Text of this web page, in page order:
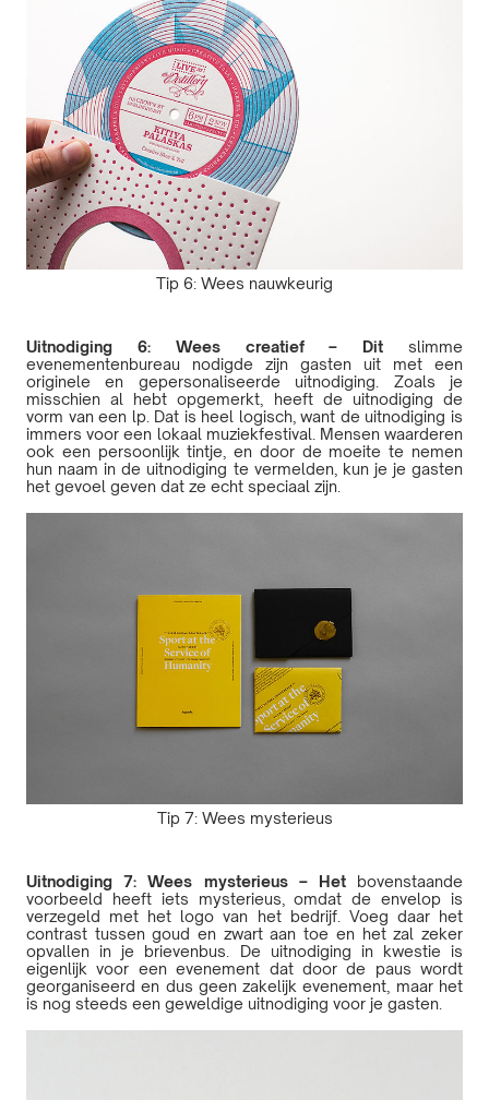
Tip 6: Wees nauwkeurig
Uitnodiging 6: Wees creatief – Dit slimme
evenementenbureau nodigde zijn gasten uit met een
originele en gepersonaliseerde uitnodiging. Zoals je
misschien al hebt opgemerkt, heeft de uitnodiging de
vorm van een lp. Dat is heel logisch, want de uitnodiging is
immers voor een lokaal muziekfestival. Mensen waarderen
ook een persoonlijk tintje, en door de moeite te nemen
hun naam in de uitnodiging te vermelden, kun je je gasten
het gevoel geven dat ze echt speciaal zijn.
Tip 7: Wees mysterieus
Uitnodiging 7: Wees mysterieus – Het bovenstaande
voorbeeld heeft iets mysterieus, omdat de envelop is
verzegeld met het logo van het bedrijf. Voeg daar het
contrast tussen goud en zwart aan toe en het zal zeker
opvallen in je brievenbus. De uitnodiging in kwestie is
eigenlijk voor een evenement dat door de paus wordt
georganiseerd en dus geen zakelijk evenement, maar het
is nog steeds een geweldige uitnodiging voor je gasten.